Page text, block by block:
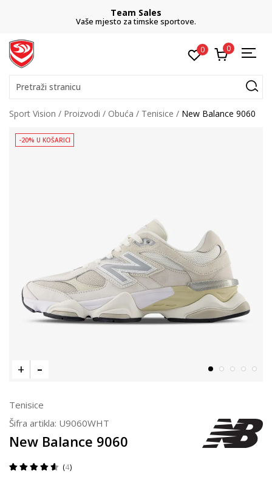
Team Sales
Vaše mjesto za timske sportove.
0 0
Pretraži stranicu
Sport Vision Proizvodi Obuća Tenisice New Balance 9060
-20% U KOŠARICI
Tenisice
Šifra artikla: U9060WHT
New Balance 9060
4